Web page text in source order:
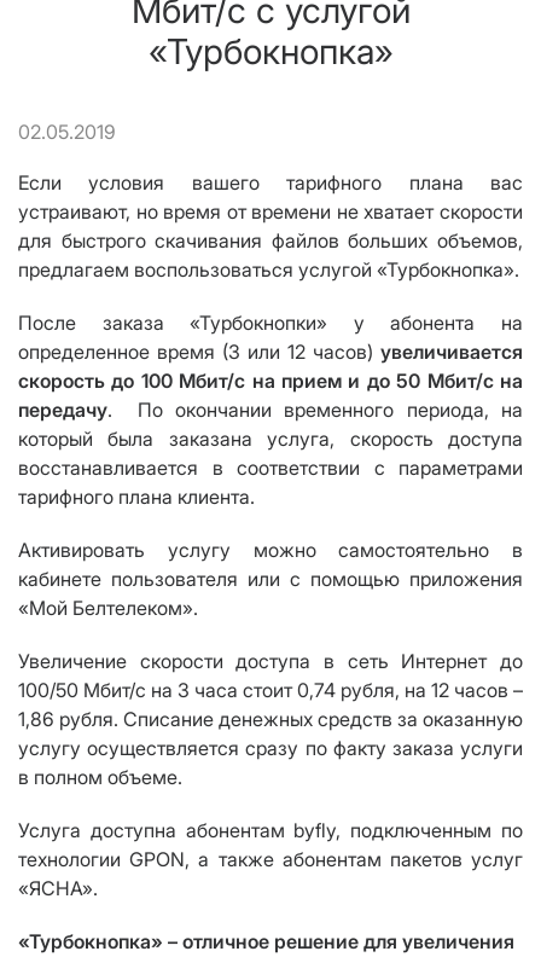
Мбит/с с услугой
«Турбокнопка»
02.05.2019
Если условия вашего тарифного плана вас
устраивают, но время от времени не хватает скорости
для быстрого скачивания файлов больших объемов,
предлагаем воспользоваться услугой «Турбокнопка».
После заказа «Турбокнопки» у абонента на
определенное время (3 или 12 часов) увеличивается
скорость до 100 Мбит/с на прием и до 50 Мбит/с на
передачу. По окончании временного периода, на
который была заказана услуга, скорость доступа
восстанавливается в соответствии с параметрами
тарифного плана клиента.
Активировать услугу можно самостоятельно в
кабинете пользователя или с помощью приложения
«Мой Белтелеком».
Увеличение скорости доступа в сеть Интернет до
100/50 Мбит/с на 3 часа стоит 0,74 рубля, на 12 часов –
1,86 рубля. Списание денежных средств за оказанную
услугу осуществляется сразу по факту заказа услуги
в полном объеме.
Услуга доступна абонентам byfly, подключенным по
технологии GPON, а также абонентам пакетов услуг
«ЯСНА».
«Турбокнопка» – отличное решение для увеличения